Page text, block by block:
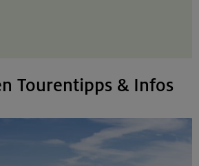
Tourentipps & Infos